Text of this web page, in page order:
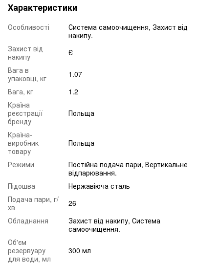
Характеристики
Особливості
Система самоочищення, Захист від
накипу.
Захист від
накипу
Є
Вага в
упаковці, кг
1.07
Вага, кг
1.2
Країна
реєстрації
бренду
Польща
Країна-
виробник
товару
Польща
Режими
Постійна подача пари, Вертикальне
відпарювання.
Підошва
Нержавіюча сталь
Подача пари, г/
хв
26
Обладнання
Захист від накипу, Система
самоочищення.
Об'єм
резервуару
для води, мл
300 мл